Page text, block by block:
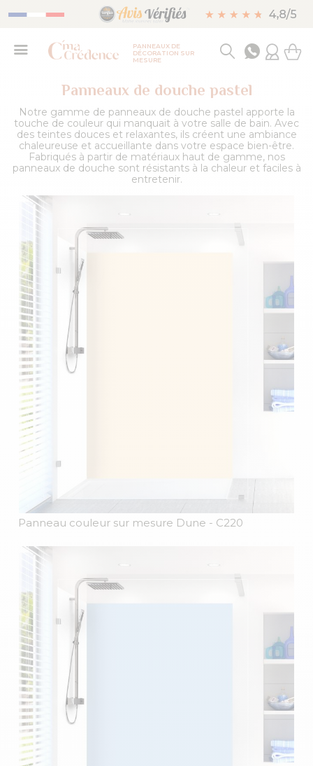
PANNEAUX DE
DÉCORATION SUR
MESURE
Panneaux de douche pastel
Notre gamme de panneaux de douche pastel apporte la
touche de couleur qui manquait à votre salle de bain. Avec
des teintes douces et relaxantes, ils créent une ambiance
chaleureuse et accueillante dans votre espace bien-être.
Fabriqués à partir de matériaux haut de gamme, nos
panneaux de douche sont résistants à la chaleur et faciles à
entretenir.
Panneau couleur sur mesure Dune - C220